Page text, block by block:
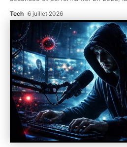
Tech 6 juillet 2026